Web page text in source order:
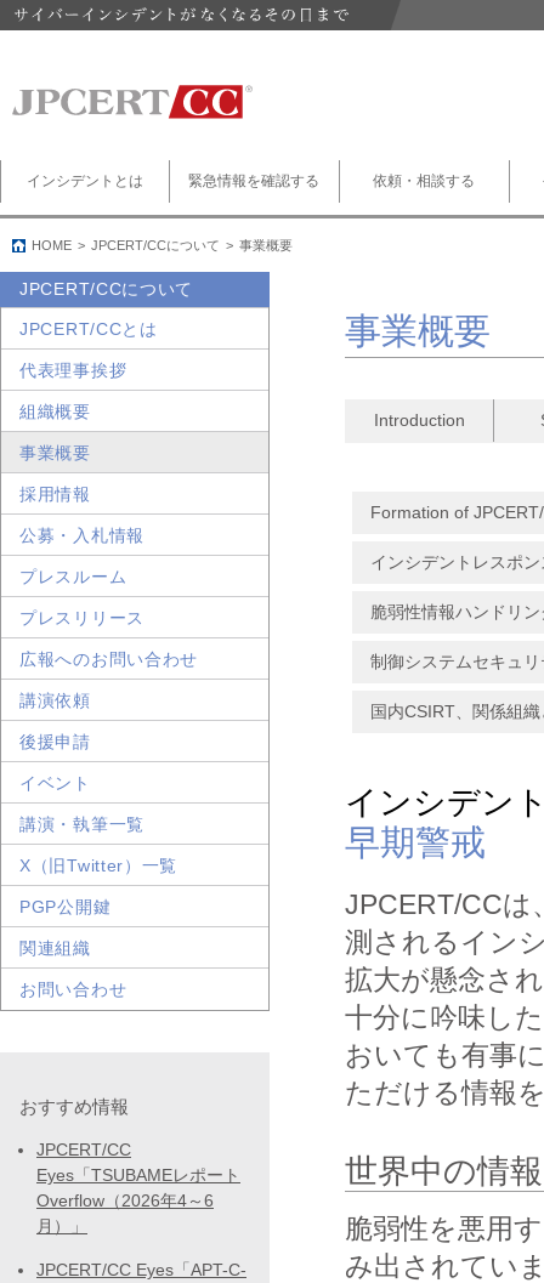
インシデントとは 緊急情報を確認する 依頼・相談する
HOME JPCERT/CCについて 事業概要
事業概要
Introduction
Formation of
インシデントレスポン
脆弱性情報ハンドリン
制御システムセキュ
国内CSIRT、関係組
インシデン
早期警戒
JPCERT/CCは
測されるイン
拡大が懸念さ
十分に吟味し
おいても有事
ただける情報
世界中の情
脆弱性を悪用
み出されてい
JPCERT/CCについて
JPCERT/CCとは
代表理事挨拶
組織概要
事業概要
採用情報
公募・入札情報
プレスルーム
プレスリリース
広報へのお問い合わせ
講演依頼
後援申請
イベント
講演・執筆一覧
X（旧Twitter）一覧
PGP公開鍵
関連組織
お問い合わせ
おすすめ情報
JPCERT/CC
Eyes「TSUBAMEレポート
Overflow（2026年4～6
月）」
JPCERT/CC Eyes「APT-C-